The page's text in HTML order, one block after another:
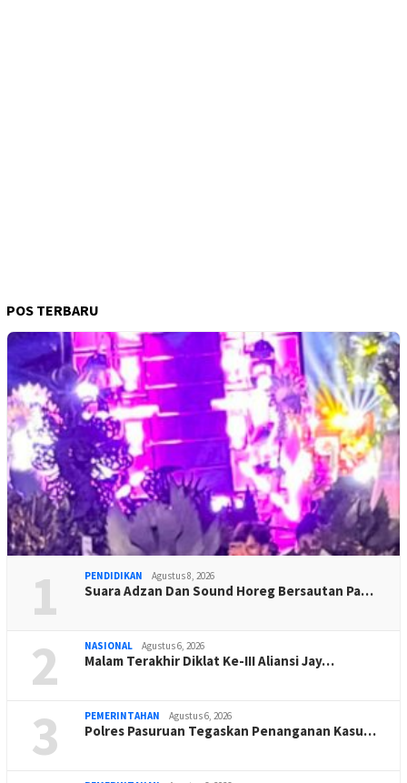
POS TERBARU
1 PENDIDIKAN Agustus 8, 2026
Suara Adzan Dan Sound Horeg Bersautan Pa…
2 NASIONAL Agustus 6, 2026
Malam Terakhir Diklat Ke-III Aliansi Jay…
3 PEMERINTAHAN Agustus 6, 2026
Polres Pasuruan Tegaskan Penanganan Kasu…